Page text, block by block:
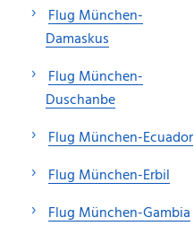
Flug München-
Damaskus
Flug München-
Duschanbe
Flug München-Ecuador
Flug München-Erbil
Flug München-Gambia